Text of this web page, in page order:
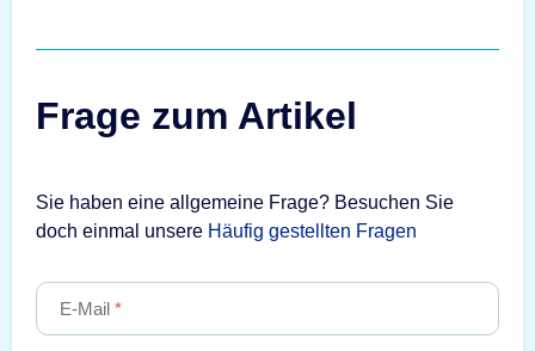
Frage zum Artikel
Sie haben eine allgemeine Frage? Besuchen Sie
doch einmal unsere Häufig gestellten Fragen
E-Mail